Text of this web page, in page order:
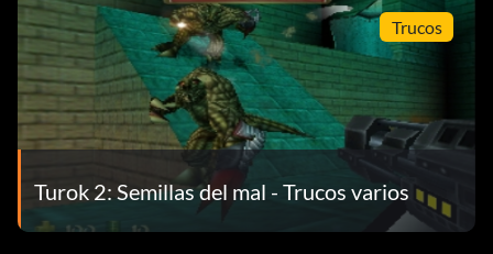
Trucos
Turok 2: Semillas del mal - Trucos varios